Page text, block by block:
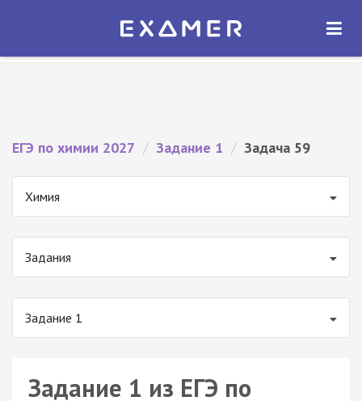
Экзамер — ЕГЭ 2027
ОТКРЫТЬ
ЕГЭ по химии 2027 / Задание 1 / Задача 59
Химия
Задания
Задание 1
Задание 1 из ЕГЭ по